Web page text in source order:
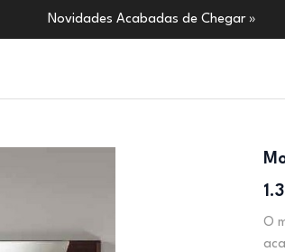
Novidades Acabadas de Chegar »
O